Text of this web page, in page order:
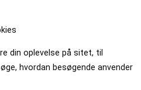
din oplevelse på sitet, til
hvordan besøgende anvender